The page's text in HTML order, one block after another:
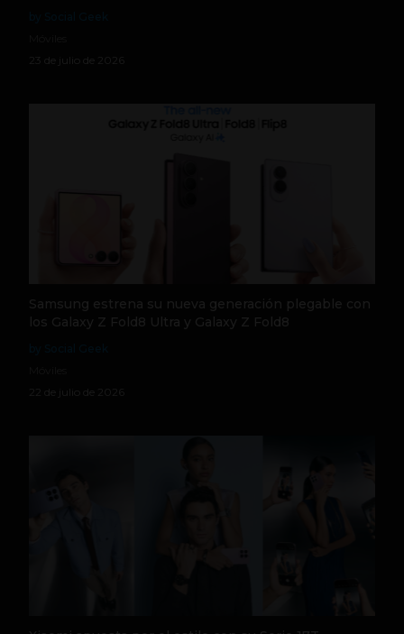
23 de julio de 2026
Samsung estrena su nueva generación plegable con
los Galaxy Z Fold8 Ultra y Galaxy Z Fold8
22 de julio de 2026